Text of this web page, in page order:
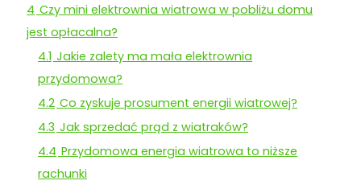
4 Czy mini elektrownia wiatrowa w pobliżu domu
jest opłacalna?
4.1 Jakie zalety ma mała elektrownia
przydomowa?
4.2 Co zyskuje prosument energii wiatrowej?
4.3 Jak sprzedać prąd z wiatraków?
4.4 Przydomowa energia wiatrowa to niższe
rachunki